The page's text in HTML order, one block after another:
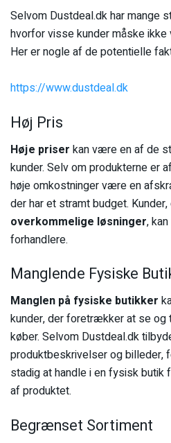
Selvom Dustdeal.dk har mange
hvorfor visse kunder måske
Her er nogle af de potentielle
https://www.dustdeal.dk
Høj Pris
Høje priser kan være en af de
kunder. Selv om produkterne er
høje omkostninger være en
der har et stramt budget.
overkommelige løsninger,
forhandlere.
Manglende Fysiske
Manglen på fysiske butikker
kunder, der foretrækker at se
køber. Selvom Dustdeal.dk
produktbeskrivelser og billeder,
stadig at handle i en fysisk
af produktet.
Begrænset Sortiment